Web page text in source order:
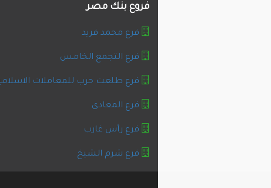
فروع بنك مصر
فرع محمد فريد
فرع التجمع الخامس
فرع طلعت حرب للمعاملات
فرع المعادى
فرع رأس غارب
فرع شرم الشيخ